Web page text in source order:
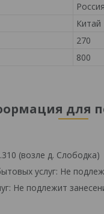
Россия
Китай
270
800
для
(возле д. Слободка)
услуг: Не
Не подлежит